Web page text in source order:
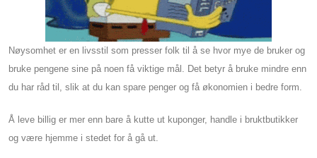
Nøysomhet er en livsstil som presser folk til å se hvor mye de bruker og
bruke pengene sine på noen få viktige mål. Det betyr å bruke mindre enn
du har råd til, slik at du kan spare penger og få økonomien i bedre form.
Å leve billig er mer enn bare å kutte ut kuponger, handle i bruktbutikker
og være hjemme i stedet for å gå ut.